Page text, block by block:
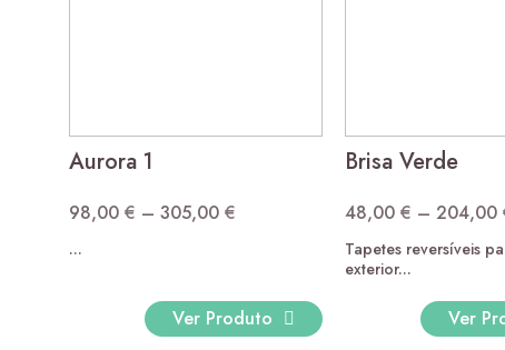
Aurora 1
98,00 € – 305,00 €
through
305,00 €
...
Ver Produto
Brisa Verde
48,00 € – 204,00
Tapetes reversíveis
exterior...
Ver